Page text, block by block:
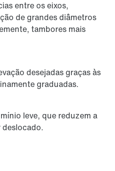
entre os eixos,
de grandes diâmetros
tambores mais
desejadas graças às
graduadas.
leve, que reduzem a
deslocado.